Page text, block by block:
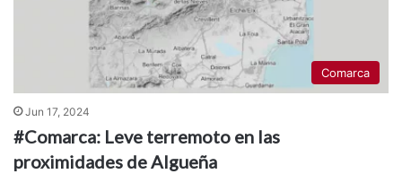
Comarca
Jun 17, 2024
#Comarca: Leve terremoto en las
proximidades de Algueña